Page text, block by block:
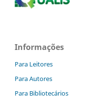
Informações
Para Leitores
Para Autores
Para Bibliotecários